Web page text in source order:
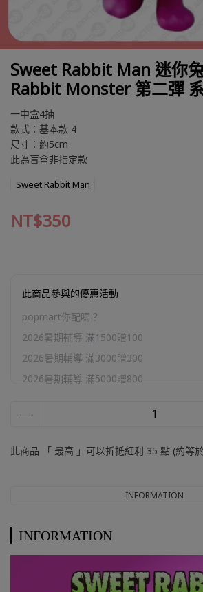
Sweet Rabbit Man 迷你
Rabbit Monster 第二彈
一中盒4抽
款式：基本款 4
尺寸：約5cm
此為盲盒非指定款
Sweet Rabbit Man
NT$350
此商品參與的優惠活動
popmart你配嗎？
2026暑期輔導 滿1500贈100
2026暑期輔導 滿3000贈300
2026暑期輔導 滿5000贈800
官網加購區
此商品 「 最高 」可以折抵紅利 35 點 (約等
INFORMATION
INFORMATION